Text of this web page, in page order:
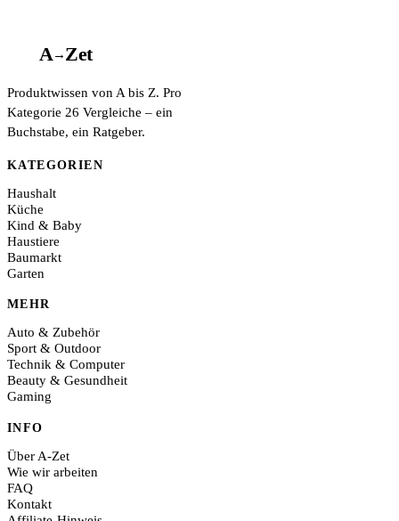
A→Zet
Produktwissen von A bis Z. Pro
Kategorie 26 Vergleiche – ein
Buchstabe, ein Ratgeber.
KATEGORIEN
Haushalt
Küche
Kind & Baby
Haustiere
Baumarkt
Garten
MEHR
Auto & Zubehör
Sport & Outdoor
Technik & Computer
Beauty & Gesundheit
Gaming
INFO
Über A-Zet
Wie wir arbeiten
FAQ
Kontakt